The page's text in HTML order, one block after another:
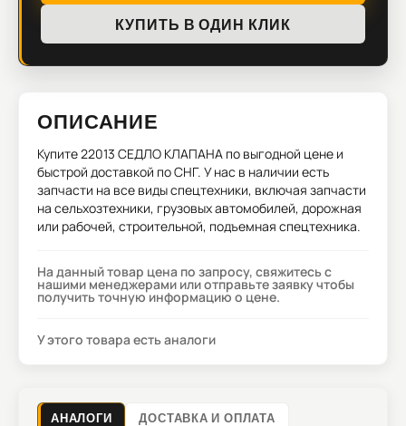
КУПИТЬ В ОДИН КЛИК
ОПИСАНИЕ
Купите22013 СЕДЛО КЛАПАНА по выгодной цене и
быстрой доставкой по СНГ. У нас в наличии есть
запчасти на все виды спецтехники, включая запчасти
на сельхозтехники, грузовых автомобилей, дорожная
или рабочей, строительной, подъемная спецтехника.
На данный товар цена по запросу, свяжитесь с
нашими менеджерами или отправьте заявку чтобы
получить точную информацию о цене.
У этого товара есть аналоги
АНАЛОГИ ДОСТАВКА И ОПЛАТА